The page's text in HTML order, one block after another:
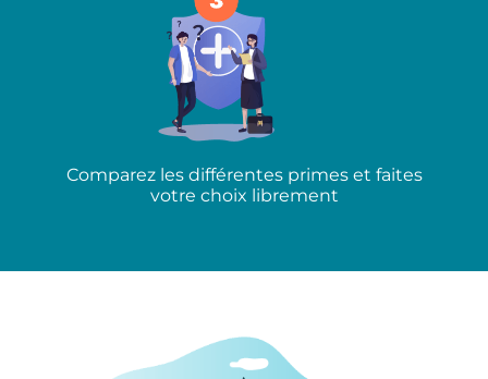
Comparez les différentes primes et faites
votre choix librement